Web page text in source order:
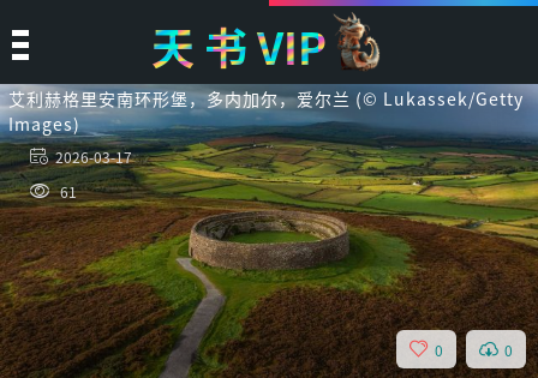
天 书VIP
艾利赫格里安南环形堡，多内加尔，爱尔兰 (© Lukassek/Getty
Images)
2026-03-17
61
0 0